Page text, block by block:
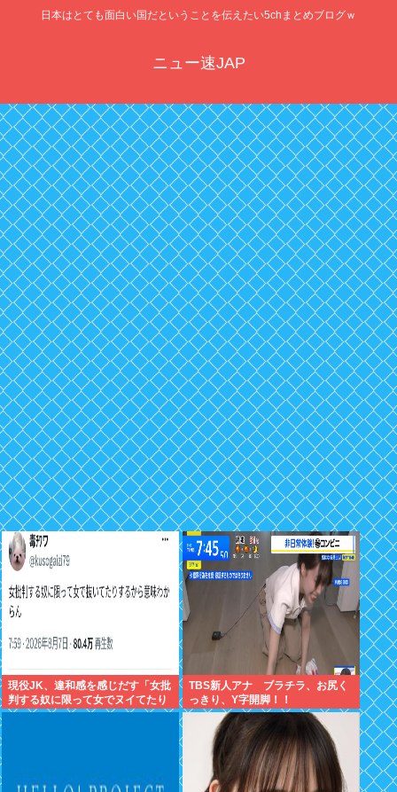
日本はとても面白い国だということを伝えたい5chまとめブログｗ
ニュー速JAP
現役JK、違和感を感じだす「女批
判する奴に限って女でヌイてたり
するから意味わからなくなってき
TBS新人アナ ブラチラ、お尻く
っきり、Y字開脚！！